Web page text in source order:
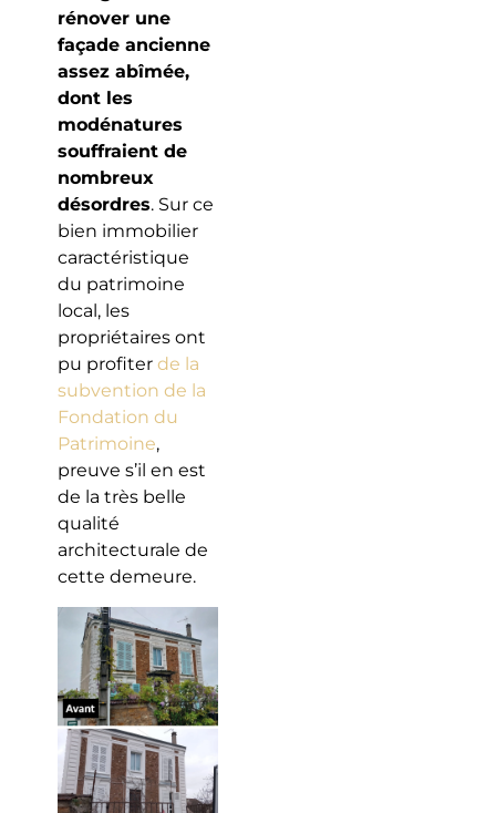
rénover une
façade ancienne
assez abîmée,
dont les
modénatures
souffraient de
nombreux
désordres. Sur ce
bien immobilier
caractéristique
du patrimoine
local, les
propriétaires ont
pu profiter de la
subvention de la
Fondation du
Patrimoine,
preuve s’il en est
de la très belle
qualité
architecturale de
cette demeure.